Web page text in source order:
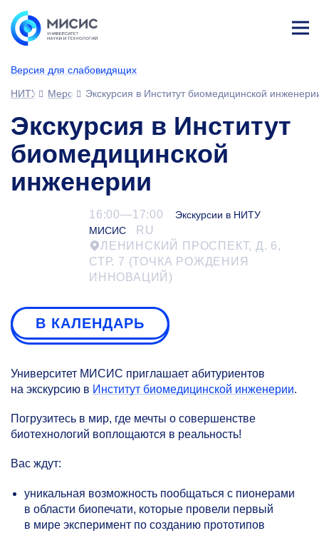
Версия для слабовидящих
ине
НИТУ МИСИСМероприятияЭкскурсия в Институт биомедицинской
Экскурсия в Институт
биомедицинской
инженерии
16:00—17:00
Экскурсии в НИТУ
МИСИС
RU
ЛЕНИНСКИЙ ПРОСПЕКТ, Д. 6,
СТР. 7 (ТОЧКА РОЖДЕНИЯ
ИННОВАЦИЙ)
В КАЛЕНДАРЬ
Университет МИСИС приглашает абитуриентов
на экскурсию в Институт биомедицинской инженерии.
Погрузитесь в мир, где мечты о совершенстве
биотехнологий воплощаются в реальность!
Вас ждут:
уникальная возможность пообщаться с пионерами
в области биопечати, которые провели первый
в мире эксперимент по созданию прототипов